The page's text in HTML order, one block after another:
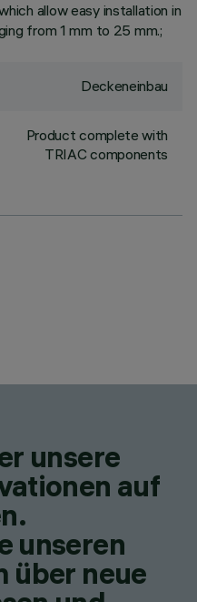
allow easy installation in
from 1 mm to 25 mm.;
Deckeneinbau
Product complete with
TRIAC components
unsere
auf
unseren
über neue